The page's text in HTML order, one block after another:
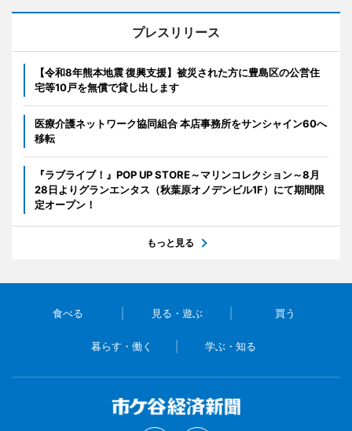
プレスリリース
【令和8年熊本地震 復興支援】被災された方に豊島区の公営住
宅等10戸を無償で貸し出します
医療介護ネットワーク協同組合 本店事務所をサンシャイン60へ
移転
『ラブライブ！』POP UP STORE～マリンコレクション～8月
28日よりグランエンタス（秋葉原オノデンビル1F）にて期間限
定オープン！
もっと見る
食べる 見る・遊ぶ 買う
暮らす・働く 学ぶ・知る